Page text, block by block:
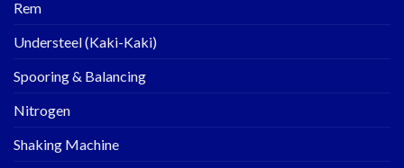
Rem
Understeel (Kaki-Kaki)
Spooring & Balancing
Nitrogen
Shaking Machine